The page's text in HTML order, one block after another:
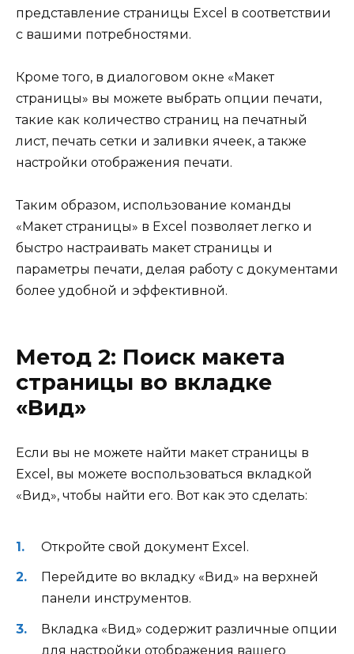
представление страницы Excel в соответствии
с вашими потребностями.
Кроме того, в диалоговом окне «Макет
страницы» вы можете выбрать опции печати,
такие как количество страниц на печатный
лист, печать сетки и заливки ячеек, а также
настройки отображения печати.
Таким образом, использование команды
«Макет страницы» в Excel позволяет легко и
быстро настраивать макет страницы и
параметры печати, делая работу с документами
более удобной и эффективной.
Метод 2: Поиск макета
страницы во вкладке
«Вид»
Если вы не можете найти макет страницы в
Excel, вы можете воспользоваться вкладкой
«Вид», чтобы найти его. Вот как это сделать:
Откройте свой документ Excel.
Перейдите во вкладку «Вид» на верхней
панели инструментов.
Вкладка «Вид» содержит различные опции
для настройки отображения вашего